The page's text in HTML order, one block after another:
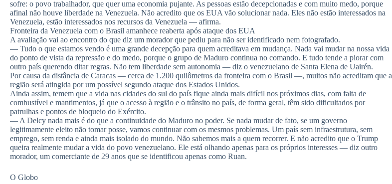
sofre: o povo trabalhador, que quer uma economia pujante. As pessoas estão decepcionadas e com muito medo, porque
afinal não houve liberdade na Venezuela. Não acredito que os EUA vão solucionar nada. Eles não estão interessados na
Venezuela, estão interessados nos recursos da Venezuela — afirma.
Fronteira da Venezuela com o Brasil amanhece reaberta após ataque dos EUA
A avaliação vai ao encontro do que diz um morador que pediu para não ser identificado nem fotografado.
— Tudo o que estamos vendo é uma grande decepção para quem acreditava em mudança. Nada vai mudar na nossa vida
do ponto de vista da repressão e do medo, porque o grupo de Maduro continua no comando. E tudo tende a piorar com
outro país querendo ditar regras. Não tem liberdade sem autonomia — diz o venezuelano de Santa Elena de Uairén.
Por causa da distância de Caracas — cerca de 1.200 quilômetros da fronteira com o Brasil —, muitos não acreditam que a
região será atingida por um possível segundo ataque dos Estados Unidos.
Ainda assim, temem que a vida nas cidades do sul do país fique ainda mais difícil nos próximos dias, com falta de
combustível e mantimentos, já que o acesso à região e o trânsito no país, de forma geral, têm sido dificultados por
patrulhas e pontos de bloqueio do Exército.
— A Delcy nada mais é do que a continuidade do Maduro no poder. Se nada mudar de fato, se um governo
legitimamente eleito não tomar posse, vamos continuar com os mesmos problemas. Um país sem infraestrutura, sem
emprego, sem renda e ainda mais isolado do mundo. Não sabemos mais a quem recorrer. E não acredito que o Trump
queira realmente mudar a vida do povo venezuelano. Ele está olhando apenas para os próprios interesses — diz outro
morador, um comerciante de 29 anos que se identificou apenas como Ruan.
O Globo